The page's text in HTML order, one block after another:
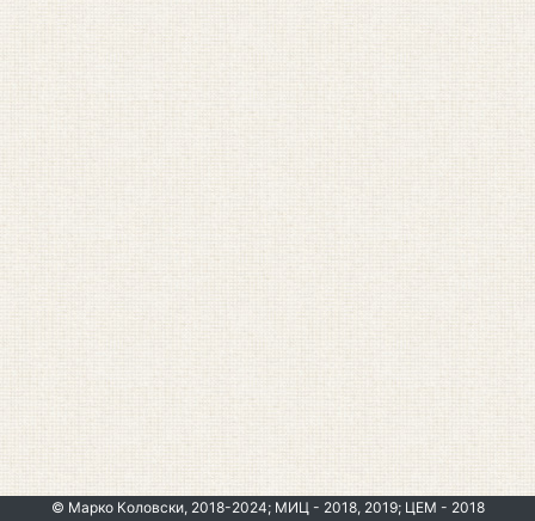
© Марко Коловски, 2018-2024; МИЦ - 2018, 2019; ЦЕМ - 2018